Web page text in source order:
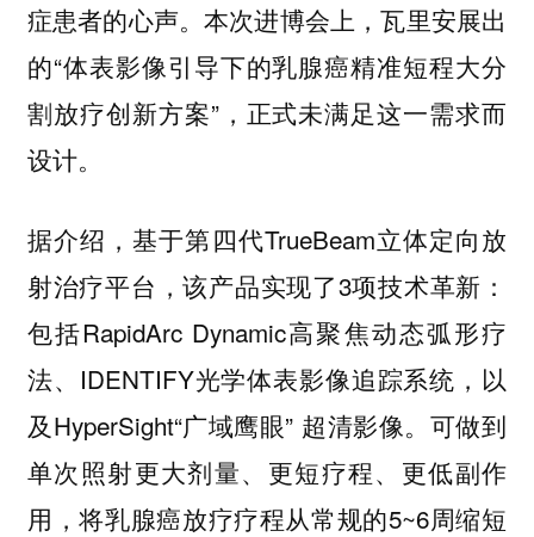
症患者的心声。本次进博会上，瓦里安展出
的“体表影像引导下的乳腺癌精准短程大分
割放疗创新方案”，正式未满足这一需求而
设计。
据介绍，基于第四代TrueBeam立体定向放
射治疗平台，该产品实现了3项技术革新：
包括RapidArc Dynamic高聚焦动态弧形疗
法、IDENTIFY光学体表影像追踪系统，以
及HyperSight“广域鹰眼” 超清影像。可做到
单次照射更大剂量、更短疗程、更低副作
用，将乳腺癌放疗疗程从常规的5~6周缩短